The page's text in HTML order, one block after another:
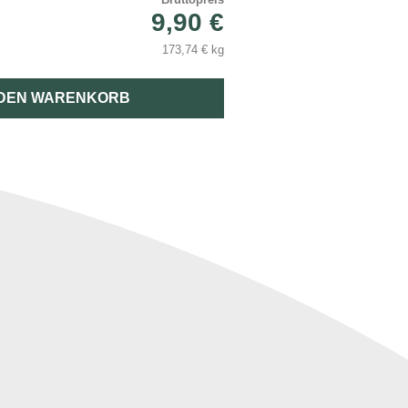
9,90 €
173,74 € kg
WARENKORB